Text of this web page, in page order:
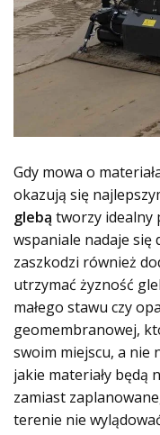
Gdy mowa o
okazują się
glebą tworzy idealny
wspaniale nadaje się
zaszkodzi również
utrzymać żyzność
małego stawu czy
geomembranowej,
swoim miejscu, a nie
jakie materiały będą
zamiast
terenie nie